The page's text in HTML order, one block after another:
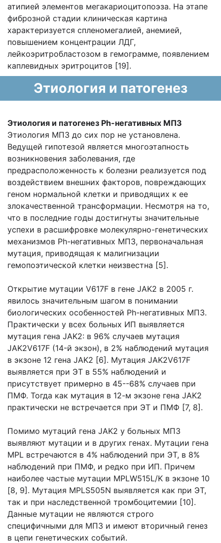
атипией элементов мегакариоцитопоэза. На этапе
фиброзной стадии клиническая картина
характеризуется спленомегалией, анемией,
повышением концентрации ЛДГ,
лейкоэритробластозом в гемограмме, появлением
каплевидных эритроцитов [19].
Этиология и патогенез
Этиология и патогенез Ph-негативных МПЗ
Этиология МПЗ до сих пор не установлена.
Ведущей гипотезой является многоэтапность
возникновения заболевания, где
предрасположенность к болезни реализуется под
воздействием внешних факторов, повреждающих
геном нормальной клетки и приводящих к ее
злокачественной трансформации. Несмотря на то,
что в последние годы достигнуты значительные
успехи в расшифровке молекулярно-генетических
механизмов Ph-негативных МПЗ, первоначальная
мутация, приводящая к малигнизации
гемопоэтической клетки неизвестна [5].
Открытие мутации V617F в гене JAK2 в 2005 г.
явилось значительным шагом в понимании
биологических особенностей Ph-негативных МПЗ.
Практически у всех больных ИП выявляется
мутация гена JAK2: в 96% случаев мутация
JAK2V617F (14-й экзон), в 2% наблюдений мутация
в экзоне 12 гена JAK2 [6]. Мутация JAK2V617F
выявляется при ЭТ в 55% наблюдений и
присутствует примерно в 45--68% случаев при
ПМФ. Тогда как мутация в 12-м экзоне гена JAK2
практически не встречается при ЭТ и ПМФ [7, 8].
Помимо мутаций гена JAK2 у больных МПЗ
выявляют мутации и в других генах. Мутации гена
MPL встречаются в 4% наблюдений при ЭТ, в 8%
наблюдений при ПМФ, и редко при ИП. Причем
наиболее частые мутации MPLW515L/K в экзоне 10
[8, 9]. Мутация MPLS505N выявляется как при ЭТ,
так и при наследственной тромбоцитемии [10].
Данные мутации не являются строго
специфичными для МПЗ и имеют вторичный генез
в цепи генетических событий.